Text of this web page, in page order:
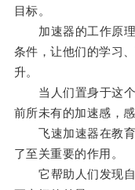
目标。
加速器的工作原理
条件，让他们的学习
升。
当人们置身于这个
前所未有的加速感，
飞速加速器在教育
了至关重要的作用。
它帮助人们发现自